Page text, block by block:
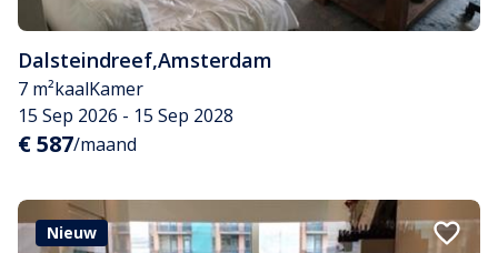
Dalsteindreef,Amsterdam
7 m²kaalKamer
15 Sep 2026 - 15 Sep 2028
€ 587/maand
Nieuw